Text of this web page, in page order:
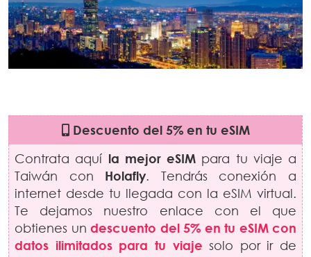
Descuento del 5% en tu eSIM
Contrata aquí la mejor eSIM para tu viaje a
Taiwán con Holafly. Tendrás conexión a
internet desde tu llegada con la eSIM virtual.
Te dejamos nuestro enlace con el que
obtienes un descuento del 5% en tu eSIM con
datos ilimitados para tu viaje solo por ir de